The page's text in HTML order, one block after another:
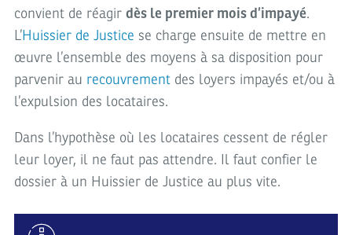
convient de réagir dès le premier mois d’impayé.
L’Huissier de Justice se charge ensuite de mettre en
œuvre l’ensemble des moyens à sa disposition pour
parvenir au recouvrementdes loyers impayés et/ou à
l’expulsion des locataires.
Dans l’hypothèse où les locataires cessent de régler
leur loyer, il ne faut pas attendre. Il faut confier le
dossier à un Huissier de Justice au plus vite.